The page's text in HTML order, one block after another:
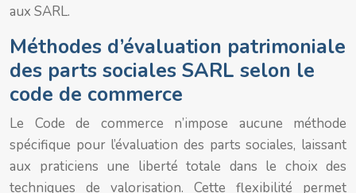
aux SARL.
Méthodes d’évaluation patrimoniale
des parts sociales SARL selon le
code de commerce
Le Code de commerce n’impose aucune méthode
spécifique pour l’évaluation des parts sociales, laissant
aux praticiens une liberté totale dans le choix des
techniques de valorisation. Cette flexibilité permet